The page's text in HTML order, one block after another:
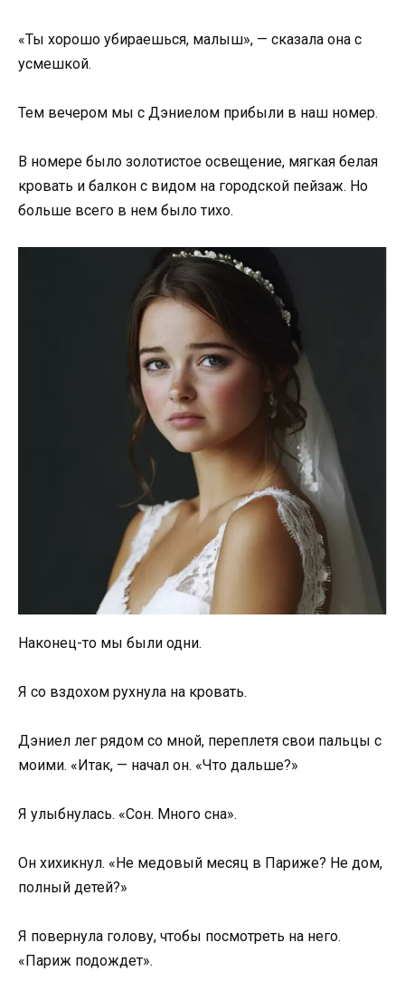
«Ты хорошо убираешься, малыш», — сказала она с
усмешкой.
Тем вечером мы с Дэниелом прибыли в наш номер.
В номере было золотистое освещение, мягкая белая
кровать и балкон с видом на городской пейзаж. Но
больше всего в нем было тихо.
Наконец-то мы были одни.
Я со вздохом рухнула на кровать.
Дэниел лег рядом со мной, переплетя свои пальцы с
моими. «Итак, — начал он. «Что дальше?»
Я улыбнулась. «Сон. Много сна».
Он хихикнул. «Не медовый месяц в Париже? Не дом,
полный детей?»
Я повернула голову, чтобы посмотреть на него.
«Париж подождет».